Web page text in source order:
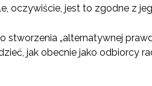
oczywiście, jest to zgodne z
„alternatywnej
jak obecnie jako odbiorcy